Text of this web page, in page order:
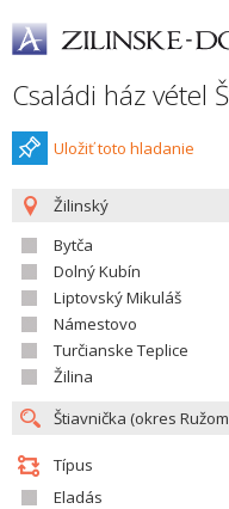
Családi ház vétel
Uložiť toto hladanie
Žilinský
Bytča
Dolný Kubín
Liptovský Mikuláš
Námestovo
Turčianske Teplice
Žilina
Típus
Eladás